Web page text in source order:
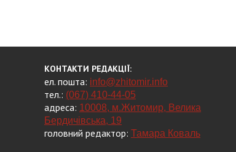
КОНТАКТИ РЕДАКЦІЇ:
ел. пошта: info@zhitomir.info
тел.: (067) 410-44-05
адреса: 10008, м.Житомир, Велика
Бердичівська, 19
головний редактор: Тамара Коваль